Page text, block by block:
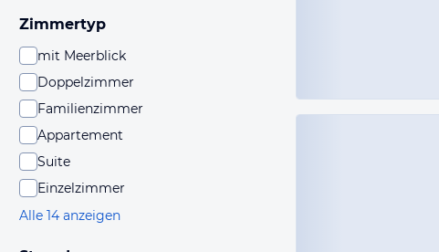
Zimmertyp
mit Meerblick
Doppelzimmer
Familienzimmer
Appartement
Suite
Einzelzimmer
Alle 14 anzeigen